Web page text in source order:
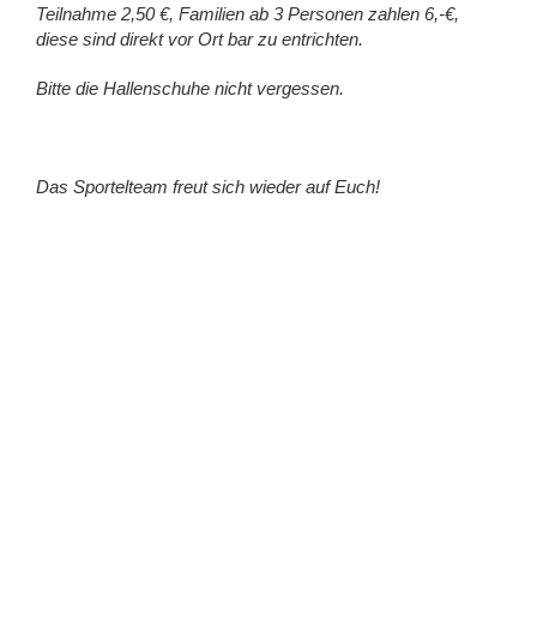
Teilnahme 2,50 €, Familien ab 3 Personen zahlen 6,-€,
diese sind direkt vor Ort bar zu entrichten.
Bitte die Hallenschuhe nicht vergessen.
Das Sportelteam freut sich wieder auf Euch!